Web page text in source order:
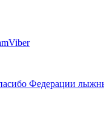
Viber
Федерации